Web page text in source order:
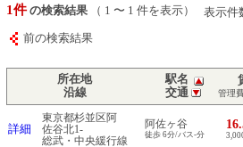
1件 の検索結果（ 1 〜 1 件を表示） 表示件
前の検索結果
所在地
沿線
駅名
交通
管理
詳細
東京都杉並区阿
佐谷北1-
総武・中央緩行線
阿佐ヶ谷
徒歩 6分/バス-分